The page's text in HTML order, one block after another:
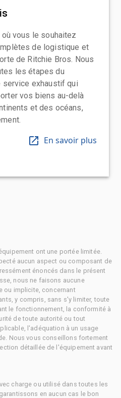
vous le souhaitez
de logistique et
de Ritchie Bros. Nous
les étapes du
service exhaustif qui
vos biens au-delà
et des océans,
En savoir plus
ont une portée limitée.
aucun aspect ou composant de
énoncés dans le présent
nous ne faisons aucune
ou implicite, concernant
y compris, sans s'y limiter, toute
le fonctionnement, la conformité à
de toute autorité ou tout
l'adéquation à un usage
Nous vous conseillons fortement
détaillée de l'équipement avant
charge ou utilisé dans toutes les
en aucun cas le bon